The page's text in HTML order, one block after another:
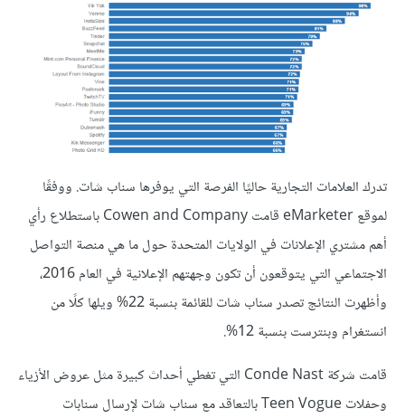
تدرك العلامات التجارية حاليًا الفرصة التي يوفرها سناب شات. ووفقًا
لموقع eMarketer قامت Cowen and Company باستطلاع رأي
أهم مشتري الإعلانات في الولايات المتحدة حول ما هي منصة التواصل
الاجتماعي التي يتوقعون أن تكون وجهتهم الإعلانية في العام 2016،
وأظهرت النتائج تصدر سناب شات للقائمة بنسبة 22% ويلها كلًا من
انستغرام وبنترست بنسبة 12%.
قامت شركة Conde Nast التي تغطي أحداث كبيرة مثل عروض الأزياء
وحفلات Teen Vogue بالتعاقد مع سناب شات لإرسال سنابات